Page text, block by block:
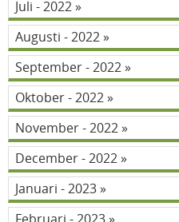
Juli - 2022
Augusti - 2022
September - 2022
Oktober - 2022
November - 2022
December - 2022
Januari - 2023